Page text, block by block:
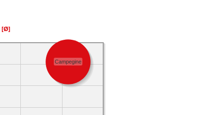
[Ø]
Campegine